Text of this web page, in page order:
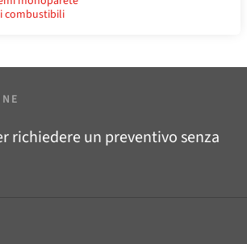
combustibili
richiedere un preventivo senza